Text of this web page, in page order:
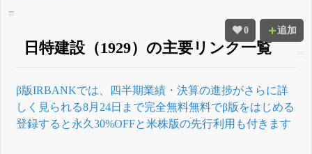
0 追加
日特建設（1929）の主要リンク一覧
β版IRBANKでは、 四半期業績・決算の進捗がさらに詳
しく見られる8月24日まで完全無料無料でβ版をはじめる
登録すると永久30%OFFと米株版の先行利用も付きます